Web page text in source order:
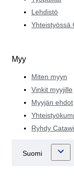
Lehdistö
Yhteistyössä
Myy
Miten myyn
Vinkit myyjille
Myyjän ehdot
Ryhdy